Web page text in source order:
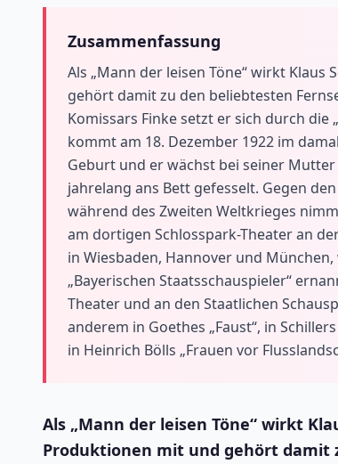
Zusammenfassung
Als „Mann der leisen Töne“ wirkt
gehört damit zu den beliebtesten
Komissars Finke setzt er sich durch die
kommt am 18. Dezember 1922 im
Geburt und er wächst bei seiner
jahrelang ans Bett gefesselt. Gegen
während des Zweiten Weltkrieges
am dortigen Schlosspark-Theater an
in Wiesbaden, Hannover und
„Bayerischen Staatsschauspieler“
Theater und an den Staatlichen
anderem in Goethes „Faust“, in
in Heinrich Bölls „Frauen vor
Als „Mann der leisen Töne“ wirkt
Produktionen mit und gehört damit